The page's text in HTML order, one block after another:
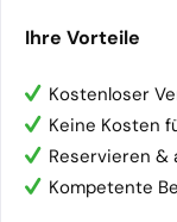
Ihre Vorteile
Kostenloser
Keine Kosten
Reservieren &
Kompetente